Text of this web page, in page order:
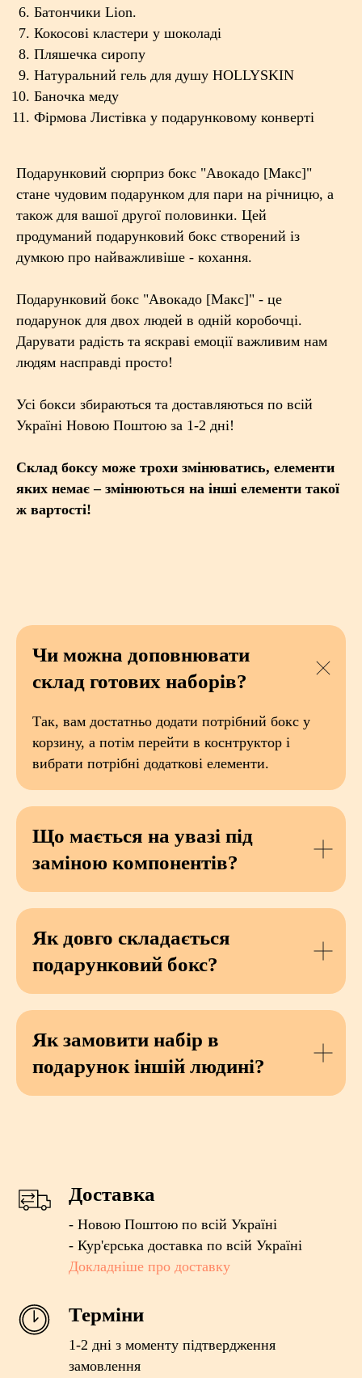
Батончики Lion.
Кокосові кластери у шоколаді
Пляшечка сиропу
Натуральний гель для душу HOLLYSKIN
Баночка меду
Фірмова Листівка у подарунковому конверті
Подарунковий сюрприз бокс "Авокадо [Макс]"
стане чудовим подарунком для пари на річницю, а
також для вашої другої половинки. Цей
продуманий подарунковий бокс створений із
думкою про найважливіше - кохання.
Подарунковий бокс "Авокадо [Макс]" - це
подарунок для двох людей в одній коробочці.
Дарувати радість та яскраві емоції важливим нам
людям насправді просто!
Усі бокси збираються та доставляються по всій
Україні Новою Поштою за 1-2 дні!
Склад боксу може трохи змінюватись, елементи
яких немає – змінюються на інші елементи такої
ж вартості!
Чи можна доповнювати
склад готових наборів?
Так, вам достатньо додати потрібний бокс у
корзину, а потім перейти в коснтруктор і
вибрати потрібні додаткові елементи.
Що мається на увазі під
заміною компонентів?
Як довго складається
подарунковий бокс?
Як замовити набір в
подарунок іншій людині?
Доставка
- Новою Поштою по всій Україні
- Кур'єрська доставка по всій Україні
Докладніше про доставку
Терміни
1-2 дні з моменту підтвердження
замовлення